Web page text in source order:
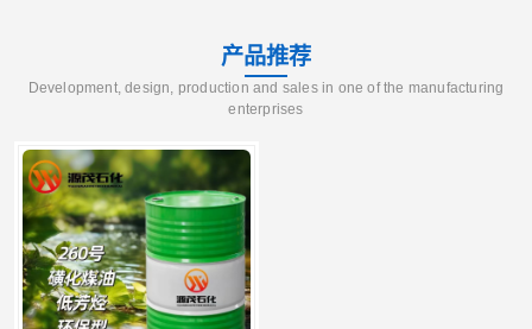
产品推荐
Development, design, production and sales in one of the manufacturing
enterprises